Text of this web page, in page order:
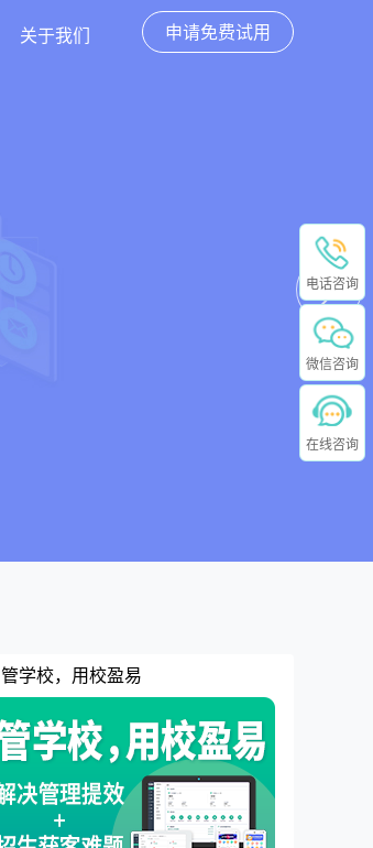
关于我们 申请免费试用
管学校，用校盈易
电话咨询
微信咨询
在线咨询